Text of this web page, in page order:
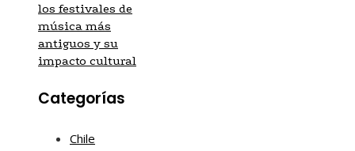
los festivales de
música más
antiguos y su
impacto cultural
Categorías
Chile